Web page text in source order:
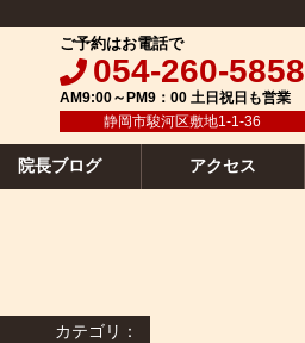
ご予約はお電話で
054-260-5858
AM9:00～PM9：00 土日祝日も営業
静岡市駿河区敷地1-1-36
院長ブログ アクセス
カテゴリ：